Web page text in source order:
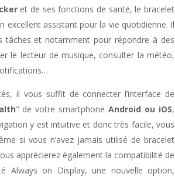
et de ses fonctions de santé, le bracelet
excellent assistant pour la vie quotidienne. Il
tâches et notamment pour répondre à des
le lecteur de musique, consulter la météo,
il vous suffit de connecter l’interface de
" de votre smartphoneAndroid ou iOS,
y est intuitive et donc très facile, vous
si vous n’avez jamais utilisé de bracelet
apprécierez également la compatibilité de
Always on Display, une nouvelle option,